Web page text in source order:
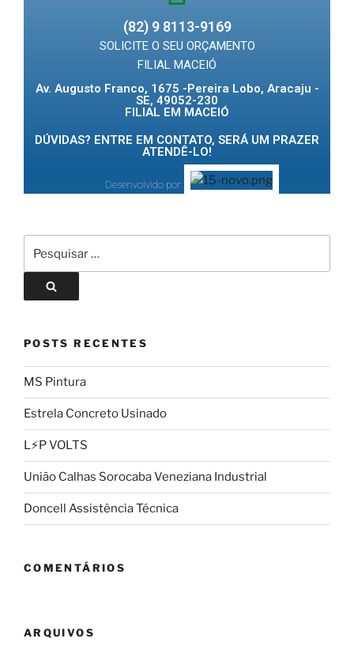
(82) 9 8113-9169
SOLICITE O SEU ORÇAMENTO
FILIAL MACEIÓ
Av. Augusto Franco, 1675 -Pereira Lobo, Aracaju -
SE, 49052-230
FILIAL EM MACEIÓ
DÚVIDAS? ENTRE EM CONTATO, SERÁ UM PRAZER
ATENDÊ-LO!
Desenvolvido por:
POSTS RECENTES
MS Pintura
Estrela Concreto Usinado
L⚡P VOLTS
União Calhas Sorocaba Veneziana Industrial
Doncell Assistência Técnica
COMENTÁRIOS
ARQUIVOS